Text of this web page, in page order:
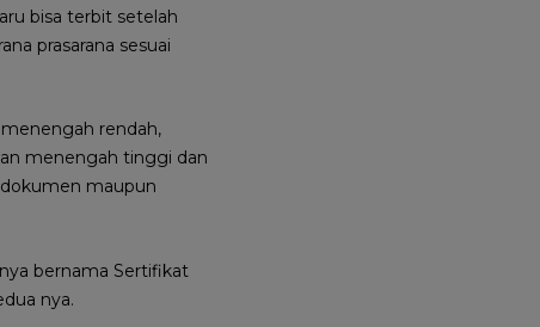
bisa terbit setelah
prasarana sesuai
rendah,
menengah tinggi dan
maupun
bernama Sertifikat
nya.